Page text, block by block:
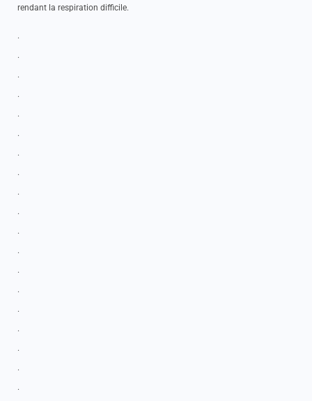
rendant la respiration difficile.
.
.
.
.
.
.
.
.
.
.
.
.
.
.
.
.
.
.
.